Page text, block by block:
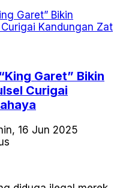
Garet” Bikin
Curigai
16 Jun 2025